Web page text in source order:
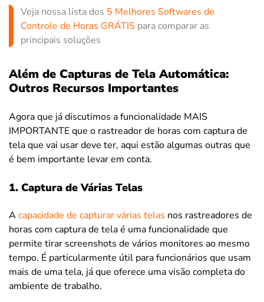
Veja nossa lista dos 5 Melhores Softwares de
Controle de Horas GRÁTIS para comparar as
principais soluções
Além de Capturas de Tela Automática:
Outros Recursos Importantes
Agora que já discutimos a funcionalidade MAIS
IMPORTANTE que o rastreador de horas com captura de
tela que vai usar deve ter, aqui estão algumas outras que
é bem importante levar em conta.
1. Captura de Várias Telas
Acapacidade de capturar várias telas nos rastreadores de
horas com captura de tela é uma funcionalidade que
permite tirar screenshots de vários monitores ao mesmo
tempo. É particularmente útil para funcionários que usam
mais de uma tela, já que oferece uma visão completa do
ambiente de trabalho.